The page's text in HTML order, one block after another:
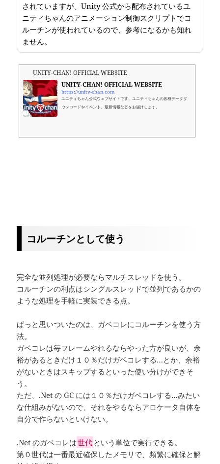
されていますが、Unity 公式から配布されているユ
ニティちゃんのアニメーション制御スクリプトでコ
ルーチンが使われているので、参考になるかも知れ
ません。
UNITY-CHAN! OFFICIAL WEBSITE
UNITY-CHAN! OFFICIAL WEBSITE
https://unity-chan.com
ユニティちゃん公式ウェブサイトです。ユニティちゃんの各種データダ
ウンロードやイベント、最新情報などをお届けします。
コルーチンとして使う
完全な並列処理が必要ならマルチスレッドを使う。
コルーチンの利点はシングルスレッドで並列であるかの
ような処理を手軽に実装できる点。
ぱっと思いついたのは、ガベコレにコルーチンを使う方
法。
ガベコレは毎フレームやれるならやった方が良いが、余
裕があるときだけ１０％だけガベコレする…とか、余裕
がないときはスキップするといった使い分けができそ
う。
ただ、.Net の GC には１０％だけガベコレする…みたい
な仕組みがないので、それをやるならアロケータ自体を
自分で作らないといけない。
.Net のガベコレは世代 という単位で実行できる。
第０世代は一番最近確保したメモリで、頻繁に確保と解